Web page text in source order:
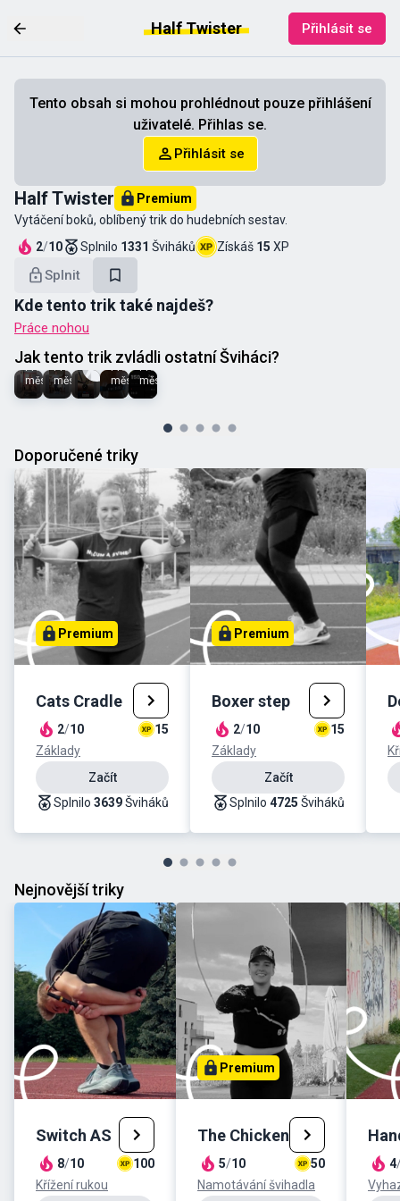
Half Twister Přihlásit se
Tento obsah si mohou prohlédnout pouze přihlášení
uživatelé. Přihlas se.
Přihlásit se
Half Twister
Premium
Vytáčení boků, oblíbený trik do hudebních sestav.
2/10 Splnilo 1331 Šviháků Získáš 15 XP
Splnit
Kde tento trik také najdeš?
Práce nohou
Jak tento trik zvládli ostatní Šviháci?
Kristýna
Před
měsícem
Iveta
Před 2
měsíci
Petra
Před 2
měsíci
Maty
Před 2
měsíci
Du
Před 5
měsíci
Doporučené triky
Premium
Cats Cradle
2/10
15
Základy
Začít
Splnilo 3639Šviháků
Premium
Boxer step
2/10
15
Základy
Začít
Splnilo 4725 Šviháků
Nejnovější triky
Switch AS
8/10
100
Křížení rukou
Premium
The Chicken
5/10
50
Namotávání švihadla
4